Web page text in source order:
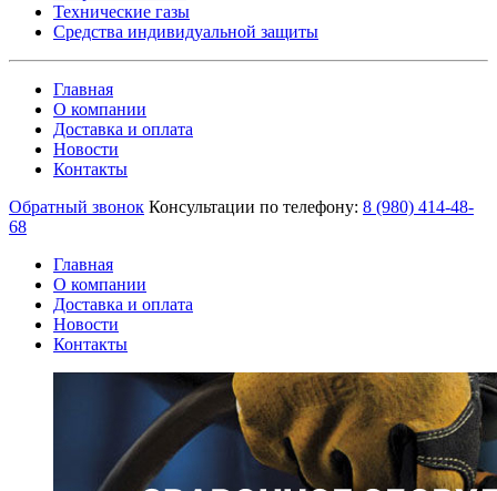
Технические газы
Средства индивидуальной защиты
Главная
О компании
Доставка и оплата
Новости
Контакты
Обратный звонок Консультации по телефону: 8 (980) 414-48-
68
Главная
О компании
Доставка и оплата
Новости
Контакты